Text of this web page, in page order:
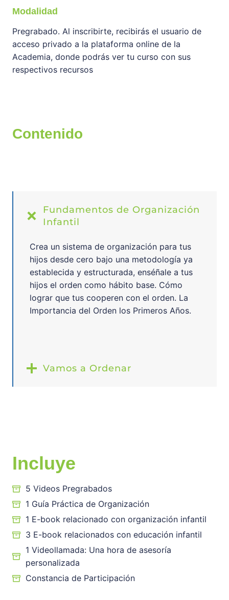
Modalidad
Pregrabado. Al inscribirte, recibirás el usuario de
acceso privado a la plataforma online de la
Academia, donde podrás ver tu curso con sus
respectivos recursos
Contenido
Fundamentos de Organización
Infantil
Crea un sistema de organización para tus
hijos desde cero bajo una metodología ya
establecida y estructurada, enséñale a tus
hijos el orden como hábito base. Cómo
lograr que tus cooperen con el orden. La
Importancia del Orden los Primeros Años.
Vamos a Ordenar
Incluye
5 Videos Pregrabados
1 Guía Práctica de Organización
1 E-book relacionado con organización infantil
3 E-book relacionados con educación infantil
1 Videollamada: Una hora de asesoría
personalizada
Constancia de Participación